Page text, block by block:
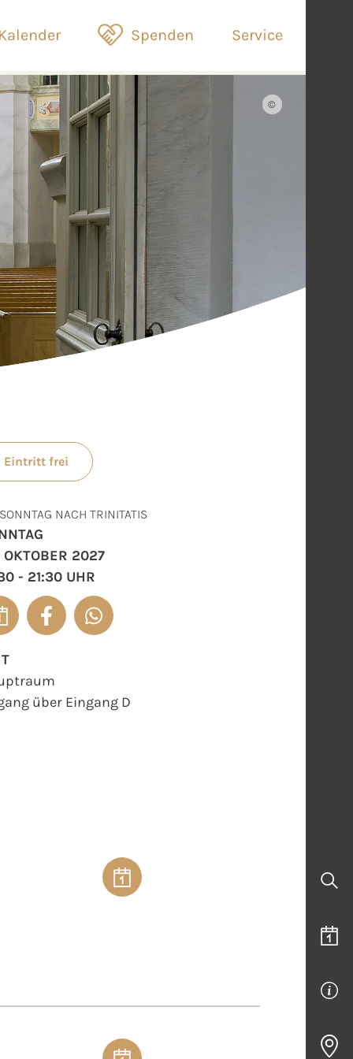
Spenden Service
©
Eintritt frei
NACH TRINITATIS
2027
- 21:30 UHR
über Eingang D